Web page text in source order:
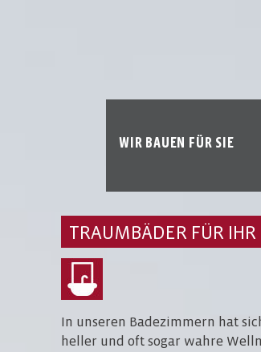
WIR BAUEN FÜR SIE
TRAUMBÄDER FÜR IHR
In unseren Badezimmern hat
heller und oft sogar wahre